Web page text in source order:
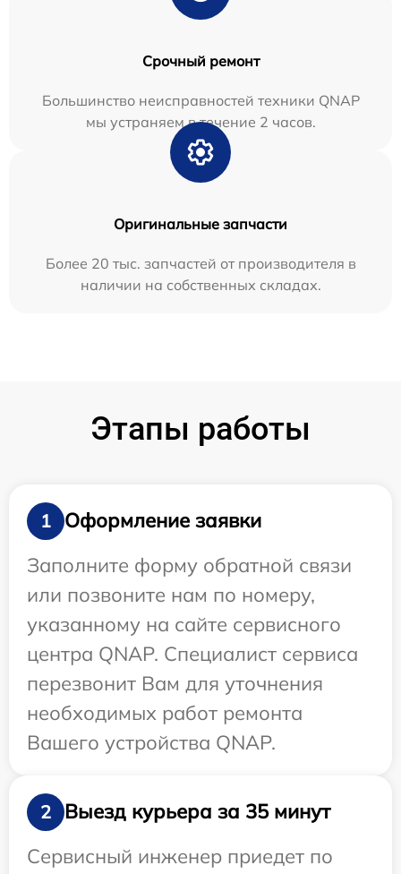
Срочный ремонт
Большинство неисправностей техники QNAP
мы устраняем в течение 2 часов.
Оригинальные запчасти
Более 20 тыс. запчастей от производителя в
наличии на собственных складах.
Этапы работы
1
Оформление заявки
Заполните форму обратной связи
или позвоните нам по номеру,
указанному на сайте сервисного
центра QNAP. Специалист сервиса
перезвонит Вам для уточнения
необходимых работ ремонта
Вашего устройства QNAP.
2
Выезд курьера за 35 минут
Сервисный инженер приедет по